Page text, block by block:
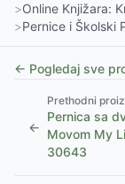
>Online Knjižara:
>Pernice i Školski
← Pogledaj sve
←
Prethodni
Pernica sa
Movom My
30643